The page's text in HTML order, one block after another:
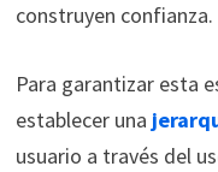
construyen confianza.
Para garantizar esta
establecer una
usuario a través del